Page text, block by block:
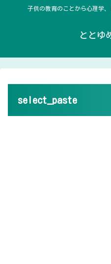
子供の教育のことから心理学
ととゆ
select_paste